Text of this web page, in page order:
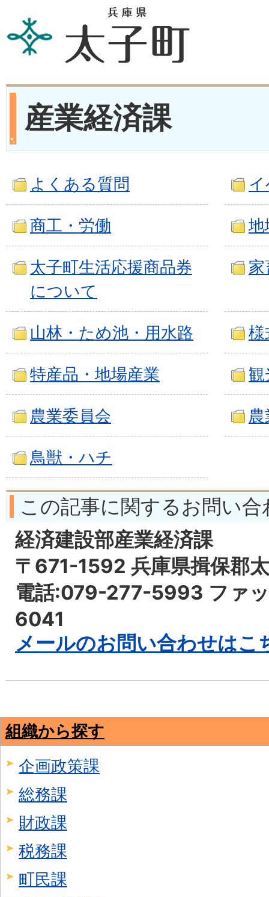
産業経済課
よくある質問
商工・労働 地
太子町生活応援商品券
について
山林・ため池・用水路 様
特産品・地場産業 観
農業委員会
鳥獣・ハチ
この記事に関するお問い合
経済建設部産業経済課
〒671-1592 兵庫県揖保郡
電話:079-277-5993 ファ
6041
メールのお問い合わせはこ
組織から探す
企画政策課
総務課
財政課
税務課
町民課